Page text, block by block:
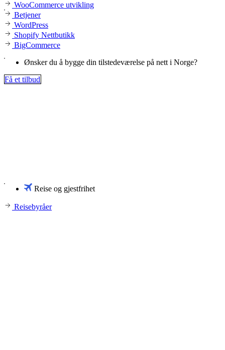
WooCommerce utvikling
Betjener
WordPress
Shopify Nettbutikk
BigCommerce
Ønsker du å bygge din tilstedeværelse på nett i Norge?
Få et tilbud
Reise og gjestfrihet
Reisebyråer